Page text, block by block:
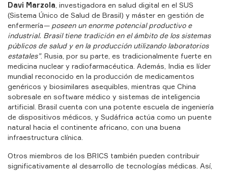
Davi Marzola , investigadora en salud digital en el SUS
(Sistema Único de Salud de Brasil) y máster en gestión de
enfermería— poseen un enorme potencial productivo e
industrial. Brasil tiene tradición en el ámbito de los sistemas
públicos de salud y en la producción utilizando laboratorios
estatales”. Rusia, por su parte, es tradicionalmente fuerte en
medicina nuclear y radiofarmacéutica. Además, India es líder
mundial reconocido en la producción de medicamentos
genéricos y biosimilares asequibles, mientras que China
sobresale en software médico y sistemas de inteligencia
artificial. Brasil cuenta con una potente escuela de ingeniería
de dispositivos médicos, y Sudáfrica actúa como un puente
natural hacia el continente africano, con una buena
infraestructura clínica.
Otros miembros de los BRICS también pueden contribuir
significativamente al desarrollo de tecnologías médicas. Así,